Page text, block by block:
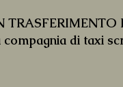
di taxi